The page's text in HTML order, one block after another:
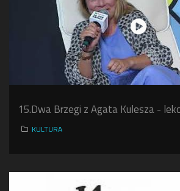
15.Dwa Brzegi z Agata Kulesza -
KULTURA